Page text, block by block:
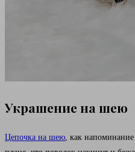
Украшение на шею
Цепочка на шею , как